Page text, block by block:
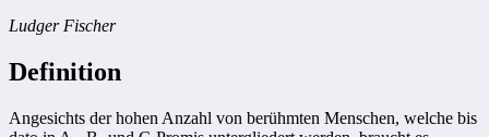
Ludger Fischer
Definition
Angesichts der hohen Anzahl von berühmten Menschen, welche bis